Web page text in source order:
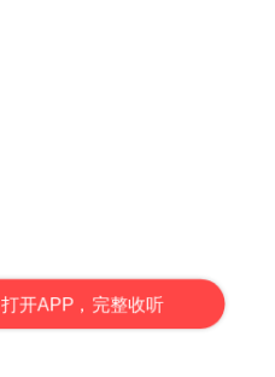
打开APP，完整收听